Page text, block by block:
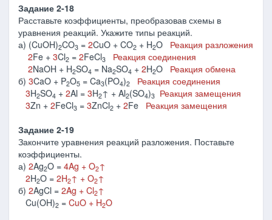
Задание 2-18
Расставьте коэффициенты, преобразовав схемы в
уравнения реакций. Укажите типы реакций.
а) (CuOH)2CO3 = 2CuO + CO2 + H2O Реакция разложения
2Fe + 3Cl2 = 2FeCl3
Реакция соединения
2NaOH + H2SO4 = Na2SO4 + 2H2O Реакция обмена
б) 3CaO + P2O5 = Ca3(PO4)2
Реакция соединения
3H2SO4 + 2Al = 3H2↑ + Al2(SO4)3 Реакция замещения
3Zn + 2FeCl3 = 3ZnCl2 + 2Fe Реакция замещения
Задание 2-19
Закончите уравнения реакций разложения. Поставьте
коэффициенты.
а) 2Ag2O = 4Ag + O2↑
2H2O = 2H2↑ + O2↑
б) 2AgCl = 2Ag + Cl2↑
Cu(OH)2 = CuO + H2O